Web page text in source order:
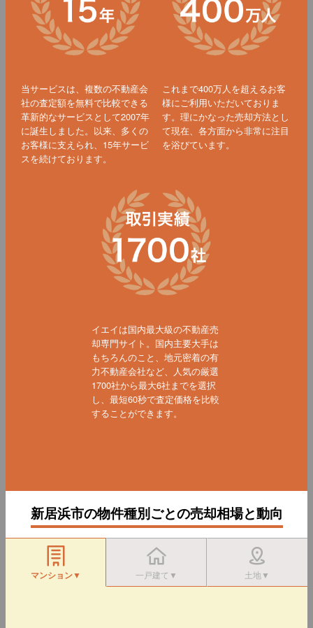
当サービスは、複数の不動産会
社の査定額を無料で比較できる
革新的なサービスとして2007年
に誕生しました。以来、多くの
お客様に支えられ、15年サービ
スを続けております。
これまで400万人を超えるお客
様にご利用いただいておりま
す。理にかなった売却方法とし
て現在、各方面から非常に注目
を浴びています。
イエイは国内最大級の不動産売
却専門サイト。国内主要大手は
もちろんのこと、地元密着の有
力不動産会社など、人気の厳選
1700社から最大6社までを選択
し、最短60秒で査定価格を比較
することができます。
新居浜市の物件種別ごとの売却相場と動向
マンション▼ 一戸建て▼ 土地▼